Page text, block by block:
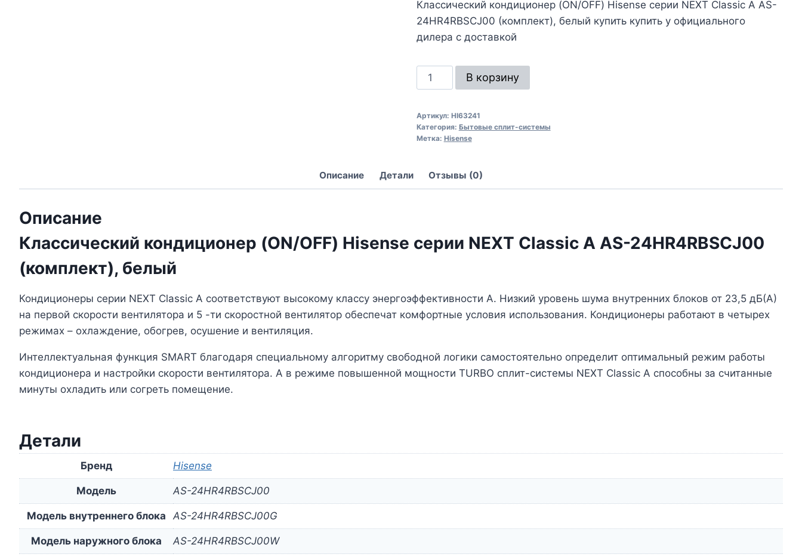
Классический кондиционер (ON/OFF) Hisense серии NEXT Classic A AS-
24HR4RBSCJ00 (комплект), белый купить купить у официального
дилера с доставкой
В корзину
Артикул: HI63241
Категория: Бытовые сплит-системы
Метка: Hisense
Описание Детали Отзывы (0)
Описание
Классический кондиционер (ON/OFF) Hisense серии NEXT Classic A AS-24HR4RBSCJ00
(комплект), белый
Кондиционеры серии NEXT Classic A соответствуют высокому классу энергоэффективности А. Низкий уровень шума внутренних блоков от 23,5 дБ(А)
на первой скорости вентилятора и 5 -ти скоростной вентилятор обеспечат комфортные условия использования. Кондиционеры работают в четырех
режимах – охлаждение, обогрев, осушение и вентиляция.
Интеллектуальная функция SMART благодаря специальному алгоритму свободной логики самостоятельно определит оптимальный режим работы
кондиционера и настройки скорости вентилятора. А в режиме повышенной мощности TURBO сплит-системы NEXT Classic A способны за считанные
минуты охладить или согреть помещение.
Детали
Бренд Hisense
Модель AS-24HR4RBSCJ00
Модель внутреннего блока AS-24HR4RBSCJ00G
Модель наружного блока AS-24HR4RBSCJ00W